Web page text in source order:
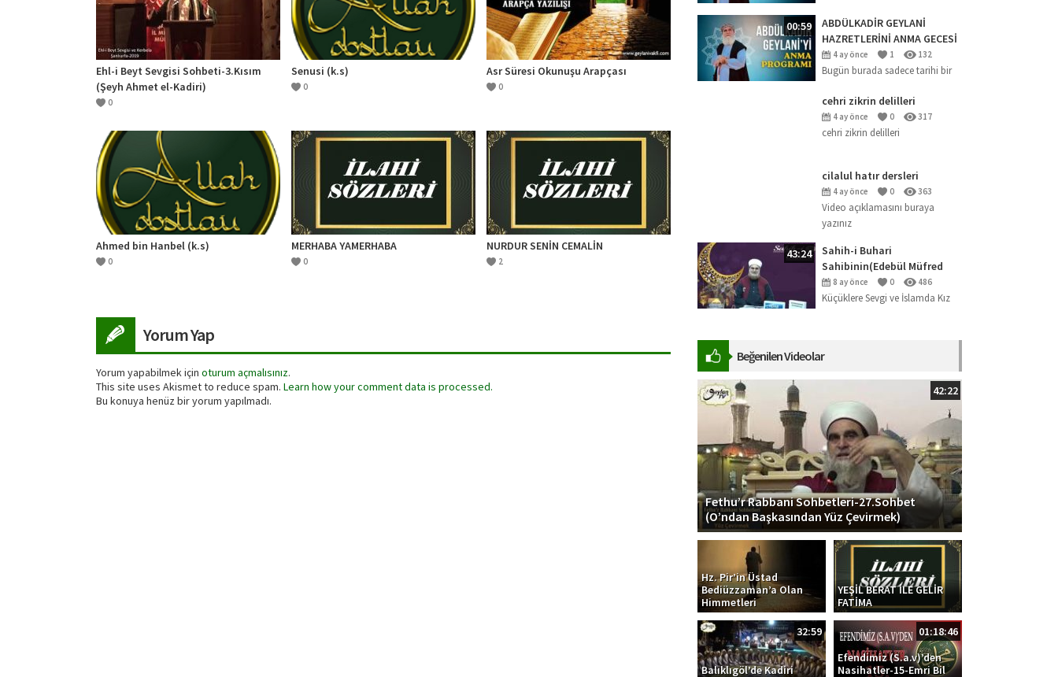
Ehl-i Beyt Sevgisi Sohbeti-3.Kısım
(Şeyh Ahmet el-Kadiri)
0
Senusi (k.s)
0
Asr Süresi Okunuşu Arapçası
0
Ahmed bin Hanbel (k.s)
0
MERHABA YAMERHABA
0
NURDUR SENİN CEMALİN
2
Yorum Yap
Yorum yapabilmek için oturum açmalısınız.
This site uses Akismet to reduce spam. Learn how your comment data is processed.
Bu konuya henüz bir yorum yapılmadı.
00:59
ABDÜLKADİR GEYLANİ
HAZRETLERİNİ ANMA GECESİ
(18.04.2026)
4 ay önce 1 132
Bugün burada sadece tarihi bir
uyanıklığı en büyük nimettir’
buyuran büyük mürebbi
Abdülkadir Geylani
cehri zikrin delilleri
4 ay önce 0 317
cehri zikrin delilleri
cilalul hatır dersleri
4 ay önce 0 363
Video açıklamasını buraya
yazınız
43:24
Sahih-i Buhari
Sahibinin(Edebül Müfred
Dersleri)-29-Küçüklere Sevgi
ve İslamda Kız Çocuklarının
8 ay önce 0 486
Küçüklere Sevgi ve İslamda Kız
Olmayı ve Yeni Videolardan Anlık
Haberdar...
Beğenilen Videolar
42:22
Fethu’r Rabbani Sohbetleri-27.Sohbet
(O’ndan Başkasından Yüz Çevirmek)
Hz. Pir’in Üstad
Bediüzzaman’a Olan
Himmetleri
YEŞİL BERAT İLE GELİR
FATİMA
32:59
Balıklıgöl’de Kadiri
01:18:46
Efendimiz (S.a.v)’den
Nasihatler-15-Emri Bil